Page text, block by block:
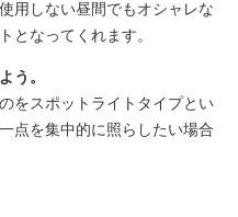
用しない昼間でもオシャレな
となってくれます。
う。
をスポットライトタイプとい
点を集中的に照らしたい場合